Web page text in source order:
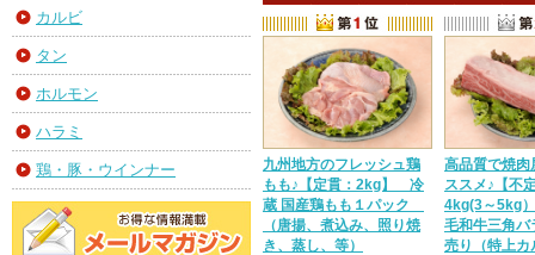
カルビ
タン
ホルモン
ハラミ
鶏・豚・ウインナー
九州地方のフレッシュ鶏
もも♪【定貫：2kg】 冷
蔵 国産鶏もも１パック
（唐揚、煮込み、照り焼
き、蒸し、等）
高品質で焼肉
ススメ♪【不
4kg(3～5kg
毛和牛三角バ
売り（特上カ